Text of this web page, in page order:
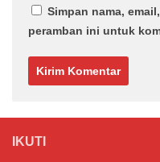
Simpan nama,
peramban ini untuk
IKUTI